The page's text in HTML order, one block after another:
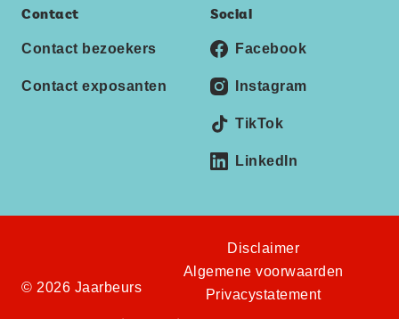
Contact
Contact bezoekers
Contact exposanten
Social
Facebook
Instagram
TikTok
LinkedIn
© 2026 Jaarbeurs
Disclaimer
Algemene voorwaarden
Privacystatement